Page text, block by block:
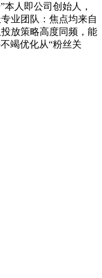
人即公司创始人，
业团队：焦点均来自
放策略高度同频，能
竭优化从“粉丝关